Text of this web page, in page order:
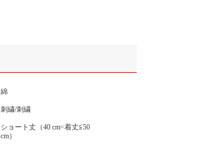
綿
刺繍/刺繍
ショート丈（40 cm<着丈≦50
cm）